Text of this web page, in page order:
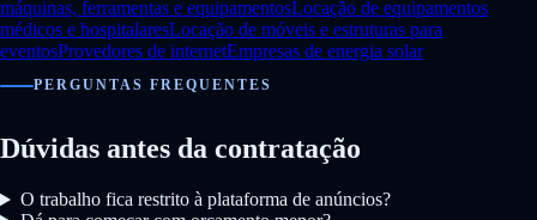
máquinas, ferramentas e equipamentosLocação de equipamentos
médicos e hospitalaresLocação de móveis e estruturas para
eventosProvedores de internetEmpresas de energia solar
PERGUNTAS FREQUENTES
Dúvidas antes da contratação
O trabalho fica restrito à plataforma de anúncios?